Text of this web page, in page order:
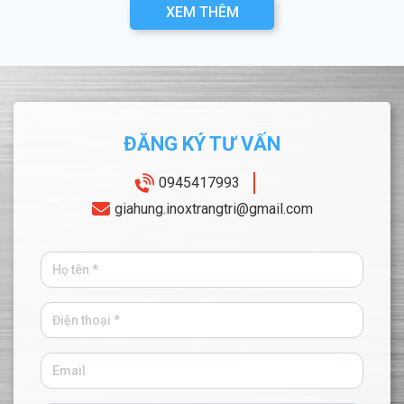
XEM THÊM
ĐĂNG KÝ TƯ VẤN
0945417993
giahung.inoxtrangtri@gmail.com